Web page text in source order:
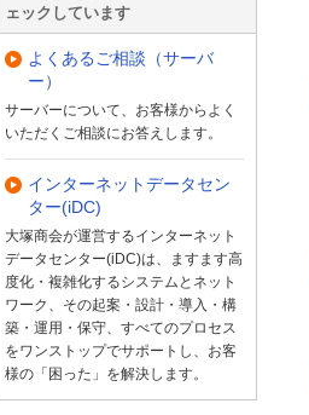
ェックしています
よくあるご相談（サーバ
ー）
サーバーについて、お客様からよく
いただくご相談にお答えします。
インターネットデータセン
ター(iDC)
大塚商会が運営するインターネット
データセンター(iDC)は、ますます高
度化・複雑化するシステムとネット
ワーク、その起案・設計・導入・構
築・運用・保守、すべてのプロセス
をワンストップでサポートし、お客
様の「困った」を解決します。